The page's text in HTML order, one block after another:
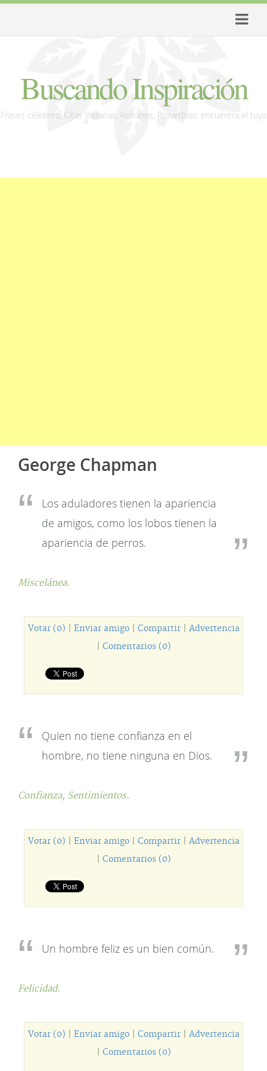
Buscando Inspiración
Frases célebres, Citas literarias, Refranes, Proverbios, encuentra el tuyo
George Chapman
Los aduladores tienen la apariencia
de amigos, como los lobos tienen la
apariencia de perros.
Miscelánea.
Votar (0) Enviar amigo| Compartir| Advertencia
Comentarios (0)
Quien no tiene confianza en el
hombre, no tiene ninguna en Dios.
Confianza, Sentimientos.
Votar (0) Enviar amigo| Compartir| Advertencia
Comentarios (0)
Un hombre feliz es un bien común.
Felicidad.
Votar (0) Enviar amigo| Compartir| Advertencia
Comentarios (0)